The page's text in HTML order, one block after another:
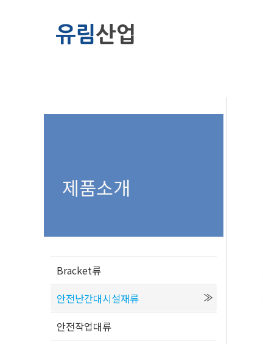
제품소개
Bracket류
안전난간대시설재류
안전작업대류